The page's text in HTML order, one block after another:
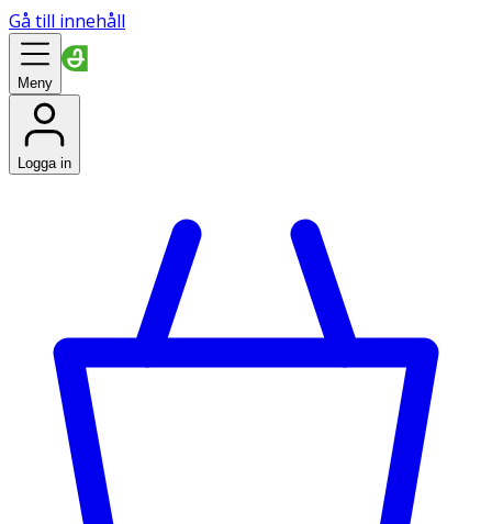
Gå till innehåll
Meny
Logga in